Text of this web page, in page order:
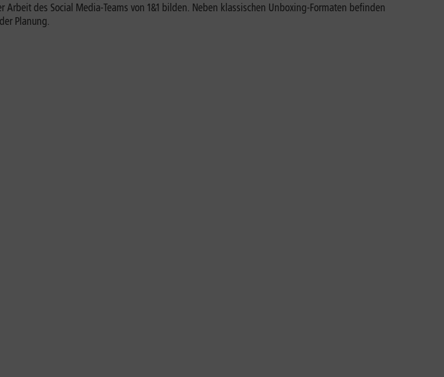
des Social Media-Teams von 1&1 bilden. Neben klassischen Unboxing-Formaten befinden
Planung.